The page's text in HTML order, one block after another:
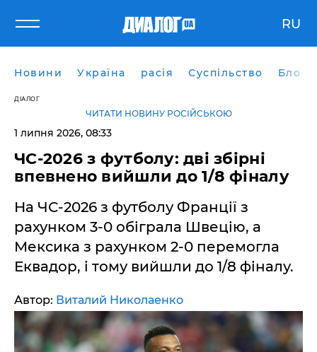
RU
Новини Україна расія Суспільство Блоги
ДІАЛОГ
ЧИТАТИ НОВИНУ РОСІЙСЬКОЮ
1 липня 2026, 08:33
ЧС-2026 з футболу: дві збірні
впевнено вийшли до 1/8 фіналу
На ЧС-2026 з футболу Франції з
рахунком 3-0 обіграла Швецію, а
Мексика з рахунком 2-0 перемогла
Еквадор, і тому вийшли до 1/8 фіналу.
Автор: Виталий Николаенко